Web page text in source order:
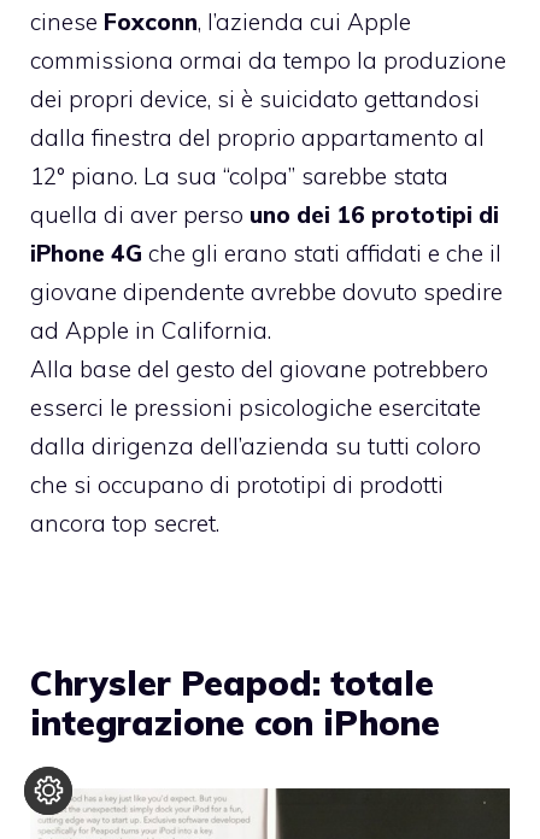
cinese Foxconn, l’azienda cui Apple
commissiona ormai da tempo la produzione
dei propri device, si è suicidato gettandosi
dalla finestra del proprio appartamento al
12° piano. La sua “colpa” sarebbe stata
quella di aver perso uno dei 16 prototipi di
iPhone 4G che gli erano stati affidati e che il
giovane dipendente avrebbe dovuto spedire
ad Apple in California.
Alla base del gesto del giovane potrebbero
esserci le pressioni psicologiche esercitate
dalla dirigenza dell’azienda su tutti coloro
che si occupano di prototipi di prodotti
ancora top secret.
Chrysler Peapod: totale
integrazione con iPhone